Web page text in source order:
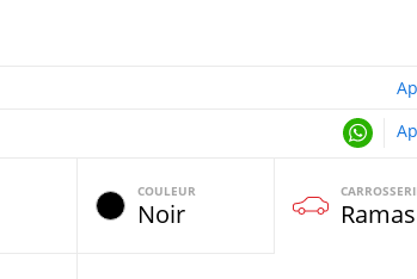
COULEUR
Noir